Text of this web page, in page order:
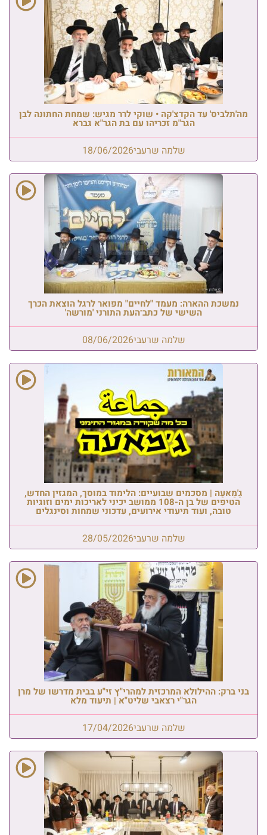
מה'תלביס' עד הקדצ'קה • שוקי לרר מגיש: שמחת החתונה לבן
הגר"מ זכריהו עם בת הגר"א גברא
שלמה שרעבי18/06/2026
נמשכת ההארה: מעמד "לחיים" מפואר לרגל הוצאת הכרך
השישי של כתב־העת התורני 'מורשה'
שלמה שרעבי08/06/2026
גַ'מַאעַה | מסכמים שבועיים: הלימוד במוסך, המגזין החדש,
הטיפים של בן ה-108 ממושב יכיני לאריכות ימים וזוגיות
טובה, ועוד תיעודי אירועים, עדכוני שמחות וסינגלים
שלמה שרעבי28/05/2026
בני ברק: ההילולא המרכזית למהרי"ץ זי"ע בבית מדרשו של מרן
הגר"י רצאבי שליט"א | תיעוד מלא
שלמה שרעבי17/04/2026